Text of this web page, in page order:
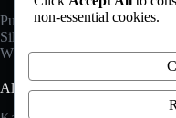
Punya pertanyaan?
Silahkan hubungi kami melalui:
Whatsapp: +6282 325 198
Alamat
non-essential cookies.